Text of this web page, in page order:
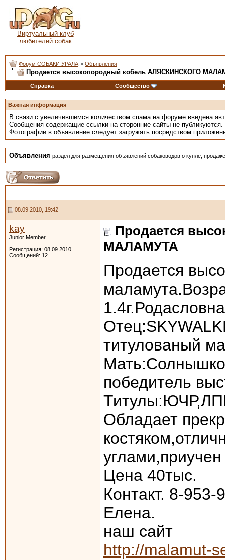
Виртуальный клуб
любителей собак
Форум СОБАКИ УРАЛА > Объявления
Продается высокопородный кобель АЛЯСКИНСКОГО
Справка Сообщество
Важная информация
В связи с увеличившимся количеством спама на форуме введена
Сообщения содержащие ссылки на сторонние сайты не публикуются.
Фотографии в объявление следует загружать посредством
Объявления раздел для размещения объявлений собаководов о купле,
08.09.2010, 19:42
kay
Junior Member
Регистрация: 08.09.2010
Сообщений: 12
Продается
МАЛАМУТА
Продается
титулованый
победитель
Обладает
Цена 40тыс.
Контакт. 8-
Елена.
наш сайт
http://malamut-